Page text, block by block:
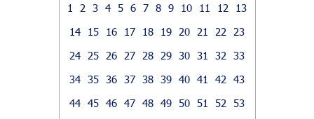
1 2 3 4 5 6 7 8 9 10 11 12
13
14
15 16 17 18 19 20 21 22
23
24
25 26 27 28 29 30 31 32
33
34 35 36 37 38 39 40 41 42
43
44 45 46 47 48 49 50 51 52
53